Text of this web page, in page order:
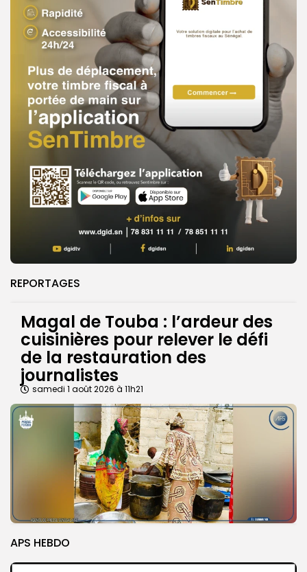
REPORTAGES
Magal de Touba : l’ardeur des
cuisinières pour relever le défi
de la restauration des
journalistes
samedi 1 août 2026 à 11h21
APS HEBDO